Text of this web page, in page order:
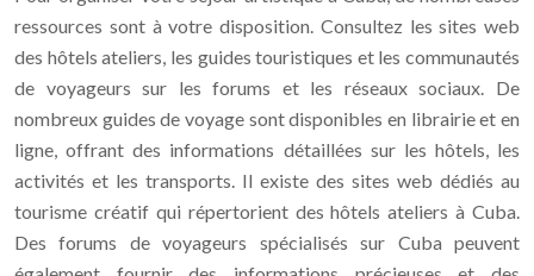
ressources sont à votre disposition. Consultez les sites web
des hôtels ateliers, les guides touristiques et les communautés
de voyageurs sur les forums et les réseaux sociaux. De
nombreux guides de voyage sont disponibles en librairie et en
ligne, offrant des informations détaillées sur les hôtels, les
activités et les transports. Il existe des sites web dédiés au
tourisme créatif qui répertorient des hôtels ateliers à Cuba.
Des forums de voyageurs spécialisés sur Cuba peuvent